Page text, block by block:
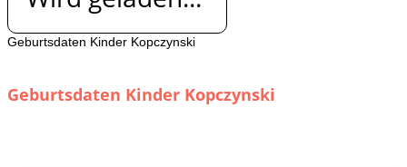
Geburtsdaten Kinder Kopczynski
Geburtsdaten Kinder Kopczynski